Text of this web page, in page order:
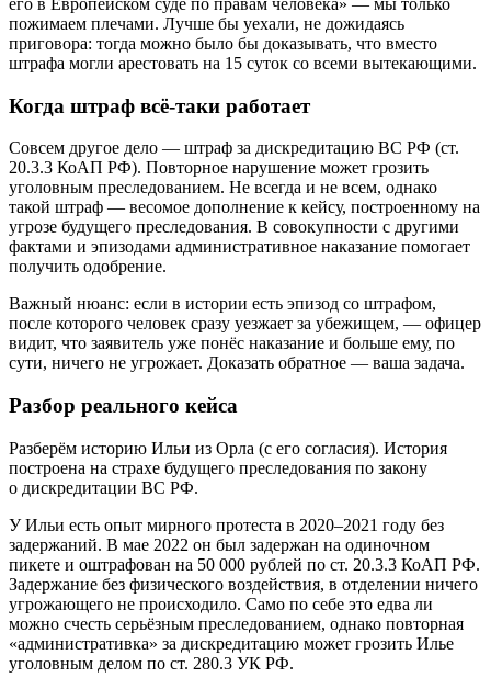
пожимаем плечами. Лучше бы уехали, не дожидаясь
приговора: тогда можно было бы доказывать, что вместо
штрафа могли арестовать на 15 суток со всеми вытекающими.
Когда штраф всё-таки работает
Совсем другое дело — штраф за дискредитацию ВС РФ (ст.
20.3.3 КоАП РФ). Повторное нарушение может грозить
уголовным преследованием. Не всегда и не всем, однако
такой штраф — весомое дополнение к кейсу, построенному на
угрозе будущего преследования. В совокупности с другими
фактами и эпизодами административное наказание помогает
получить одобрение.
Важный нюанс: если в истории есть эпизод со штрафом,
после которого человек сразу уезжает за убежищем, — офицер
видит, что заявитель уже понёс наказание и больше ему, по
сути, ничего не угрожает. Доказать обратное — ваша задача.
Разбор реального кейса
Разберём историю Ильи из Орла (с его согласия). История
построена на страхе будущего преследования по закону
о дискредитации ВС РФ.
У Ильи есть опыт мирного протеста в 2020–2021 году без
задержаний. В мае 2022 он был задержан на одиночном
пикете и оштрафован на 50 000 рублей по ст. 20.3.3 КоАП РФ.
Задержание без физического воздействия, в отделении ничего
угрожающего не происходило. Само по себе это едва ли
можно счесть серьёзным преследованием, однако повторная
«административка» за дискредитацию может грозить Илье
уголовным делом по ст. 280.3 УК РФ.